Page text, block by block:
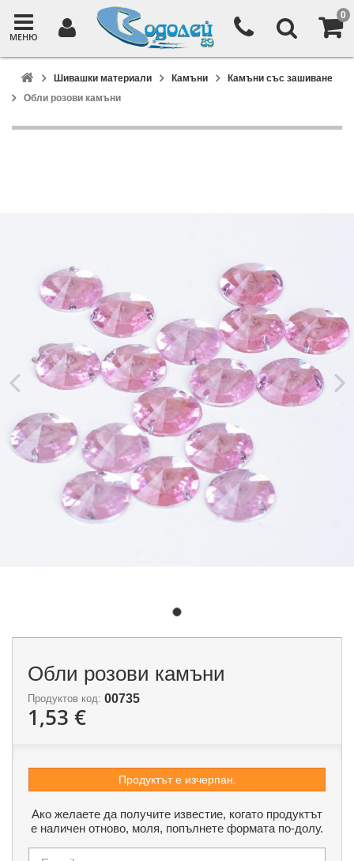
0
МЕНЮ
Шивашки материали Камъни
Камъни със зашиване
Обли розови камъни
Обли розови камъни
Продуктов код: 00735
1,53 €
Продуктът е изчерпан.
Ако желаете да получите известие, когато продуктът
е наличен отново, моля, попълнете формата по-долу.